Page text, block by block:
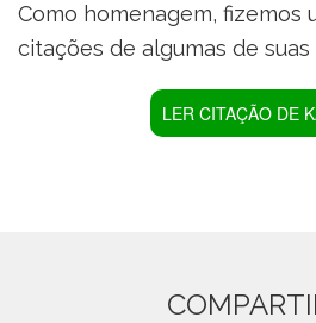
Como homenagem, fizemos
citações de algumas de suas
LER CITAÇÃO DE